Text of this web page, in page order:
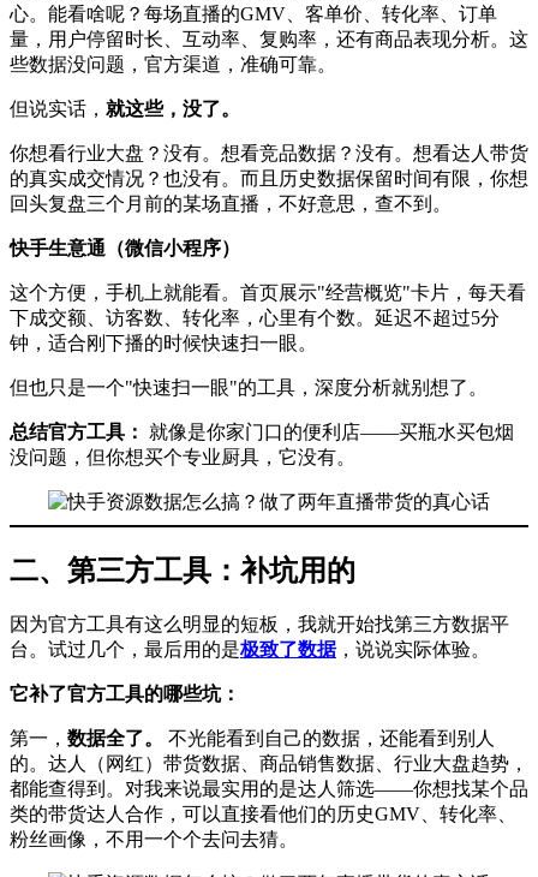
心。能看啥呢？每场直播的GMV、客单价、转化率、订单
量，用户停留时长、互动率、复购率，还有商品表现分析。这
些数据没问题，官方渠道，准确可靠。
但说实话， 就这些，没了。
你想看行业大盘？没有。想看竞品数据？没有。想看达人带货
的真实成交情况？也没有。而且历史数据保留时间有限，你想
回头复盘三个月前的某场直播，不好意思，查不到。
快手生意通（微信小程序）
这个方便，手机上就能看。首页展示"经营概览"卡片，每天看
下成交额、访客数、转化率，心里有个数。延迟不超过5分
钟，适合刚下播的时候快速扫一眼。
但也只是一个"快速扫一眼"的工具，深度分析就别想了。
总结官方工具：
就像是你家门口的便利店——买瓶水买包烟
没问题，但你想买个专业厨具，它没有。
二、第三方工具：补坑用的
因为官方工具有这么明显的短板，我就开始找第三方数据平
台。试过几个，最后用的是极致了数据，说说实际体验。
它补了官方工具的哪些坑：
第一， 数据全了。
不光能看到自己的数据，还能看到别人
的。达人（网红）带货数据、商品销售数据、行业大盘趋势，
都能查得到。对我来说最实用的是达人筛选——你想找某个品
类的带货达人合作，可以直接看他们的历史GMV、转化率、
粉丝画像，不用一个个去问去猜。